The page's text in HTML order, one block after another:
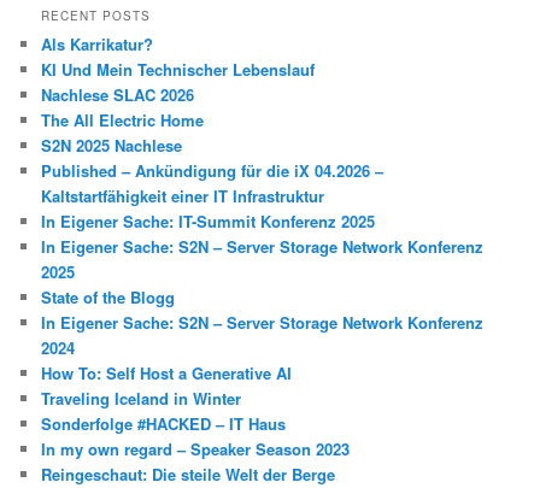
RECENT POSTS
Als Karrikatur?
KI Und Mein Technischer Lebenslauf
Nachlese SLAC 2026
The All Electric Home
S2N 2025 Nachlese
Published – Ankündigung für die iX 04.2026 –
Kaltstartfähigkeit einer IT Infrastruktur
In Eigener Sache: IT-Summit Konferenz 2025
In Eigener Sache: S2N – Server Storage Network Konferenz
2025
State of the Blogg
In Eigener Sache: S2N – Server Storage Network Konferenz
2024
How To: Self Host a Generative AI
Traveling Iceland in Winter
Sonderfolge #HACKED – IT Haus
In my own regard – Speaker Season 2023
Reingeschaut: Die steile Welt der Berge